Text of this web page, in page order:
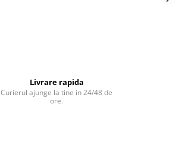
Livrare rapida
Curierul ajunge la tine in 24/48 de
ore.